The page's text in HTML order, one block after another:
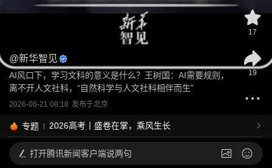
@新华智见
AI风口下，学习文科的意义是什么？王树国：AI需要规则，
离不开人文社科，“自然科学与人文社科相伴而生”
2026-06-21 08:18 发布于北京
专题 2026高考丨盛卷在掌，乘风生长
17
19
打开腾讯新闻客户端说两句